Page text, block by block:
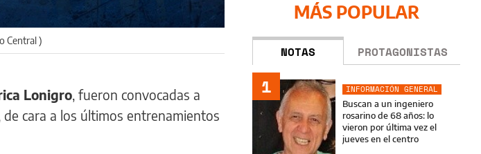
Central )
Lonigro , fueron convocadas a
cara a los últimos entrenamientos
MÁS POPULAR
NOTAS PROTAGONISTAS
1
INFORMACIÓN GENERAL
Buscan a un ingeniero
rosarino de 68 años: lo
vieron por última vez el
jueves en el centro